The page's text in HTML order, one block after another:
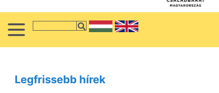
Legfrissebb hírek